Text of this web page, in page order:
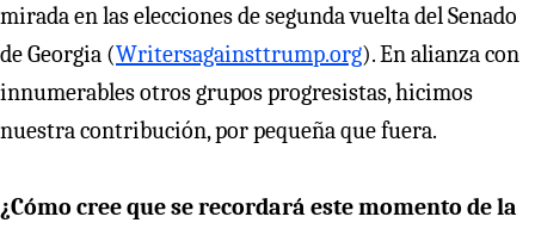
mirada en las elecciones de segunda vuelta del Senado
de Georgia (Writersagainsttrump.org). En alianza con
innumerables otros grupos progresistas, hicimos
nuestra contribución, por pequeña que fuera.
¿Cómo cree que se recordará este momento de la